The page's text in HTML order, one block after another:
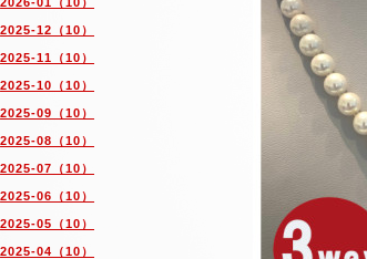
2025-12（10）
2025-11（10）
2025-10（10）
2025-09（10）
2025-08（10）
2025-07（10）
2025-06（10）
2025-05（10）
2025-04（10）